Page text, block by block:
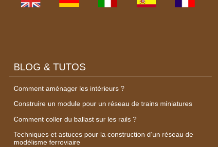
BLOG & TUTOS
Comment aménager les intérieurs ?
Construire un module pour un réseau de trains miniatures
Comment coller du ballast sur les rails ?
Techniques et astuces pour la construction d’un réseau de
modélisme ferroviaire